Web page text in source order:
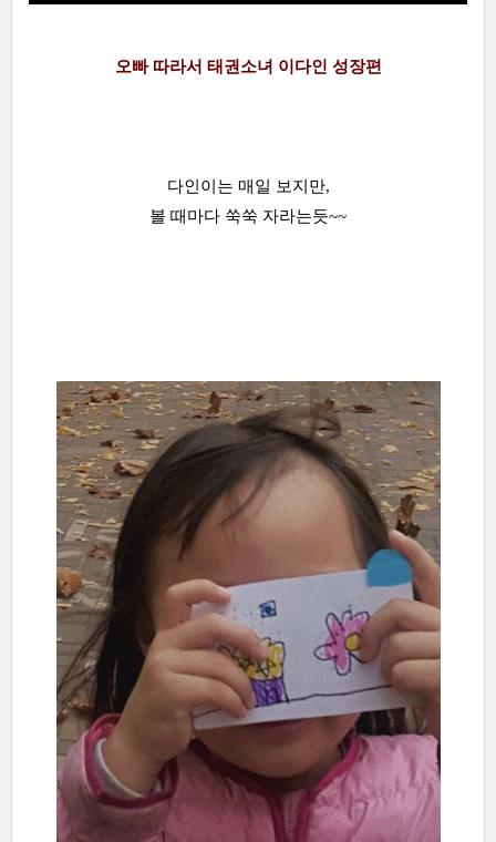
오빠 따라서 태권소녀 이다인 성장편
다인이는 매일 보지만,
볼 때마다 쑥쑥 자라는듯~~